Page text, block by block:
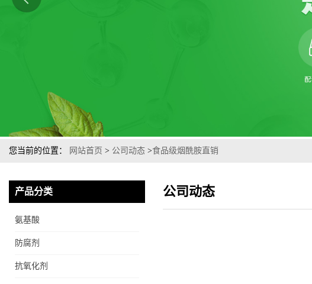
您当前的位置： 网站首页 > 公司动态 >食品级烟酰胺直销
产品分类
氨基酸
防腐剂
抗氧化剂
公司动态